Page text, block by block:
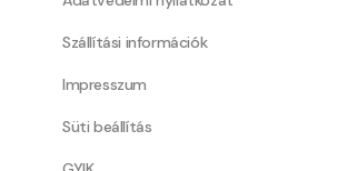
Szállítási információk
Impresszum
Süti beállítás